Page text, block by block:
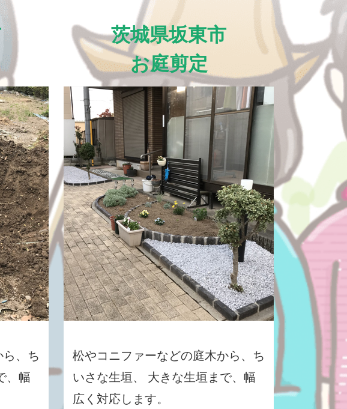
、ち
、幅
茨城県坂東市
お庭剪定
松やコニファーなどの庭木から、ち
いさな生垣、 大きな生垣まで、幅
広く対応します。